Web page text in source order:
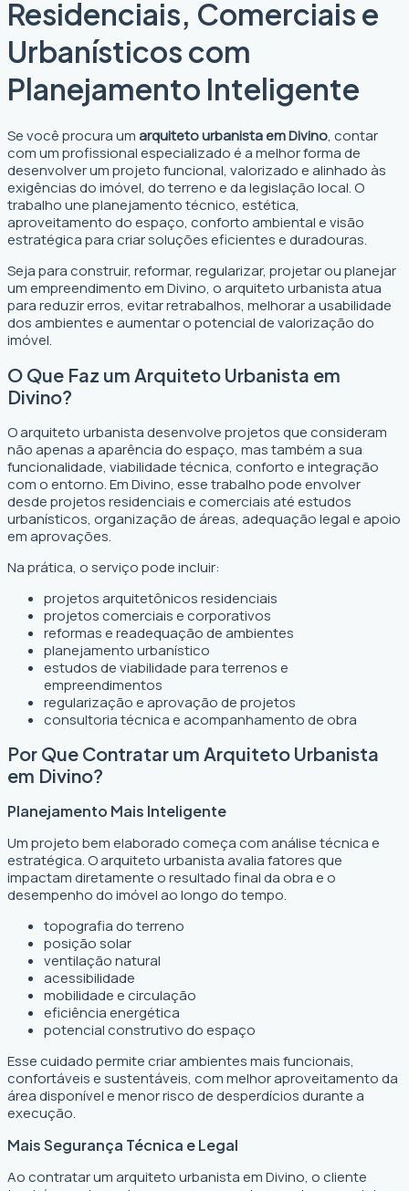
Residenciais, Comerciais e
Urbanísticos com
Planejamento Inteligente
Se você procura umarquiteto urbanista em Divino, contar
com um profissional especializado é a melhor forma de
desenvolver um projeto funcional, valorizado e alinhado às
exigências do imóvel, do terreno e da legislação local. O
trabalho une planejamento técnico, estética,
aproveitamento do espaço, conforto ambiental e visão
estratégica para criar soluções eficientes e duradouras.
Seja para construir, reformar, regularizar, projetar ou planejar
um empreendimento em Divino, o arquiteto urbanista atua
para reduzir erros, evitar retrabalhos, melhorar a usabilidade
dos ambientes e aumentar o potencial de valorização do
imóvel.
O Que Faz um Arquiteto Urbanista em
Divino?
O arquiteto urbanista desenvolve projetos que consideram
não apenas a aparência do espaço, mas também a sua
funcionalidade, viabilidade técnica, conforto e integração
com o entorno. Em Divino, esse trabalho pode envolver
desde projetos residenciais e comerciais até estudos
urbanísticos, organização de áreas, adequação legal e apoio
em aprovações.
Na prática, o serviço pode incluir:
projetos arquitetônicos residenciais
projetos comerciais e corporativos
reformas e readequação de ambientes
planejamento urbanístico
estudos de viabilidade para terrenos e
empreendimentos
regularização e aprovação de projetos
consultoria técnica e acompanhamento de obra
Por Que Contratar um Arquiteto Urbanista
em Divino?
Planejamento Mais Inteligente
Um projeto bem elaborado começa com análise técnica e
estratégica. O arquiteto urbanista avalia fatores que
impactam diretamente o resultado final da obra e o
desempenho do imóvel ao longo do tempo.
topografia do terreno
posição solar
ventilação natural
acessibilidade
mobilidade e circulação
eficiência energética
potencial construtivo do espaço
Esse cuidado permite criar ambientes mais funcionais,
confortáveis e sustentáveis, com melhor aproveitamento da
área disponível e menor risco de desperdícios durante a
execução.
Mais Segurança Técnica e Legal
Ao contratar um arquiteto urbanista em Divino, o cliente